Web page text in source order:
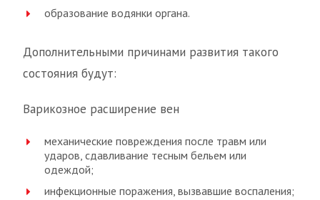
образование водянки органа.
Дополнительными причинами развития такого
состояния будут:
Варикозное расширение вен
механические повреждения после травм или
ударов, сдавливание тесным бельем или
одеждой;
инфекционные поражения, вызвавшие воспаления;